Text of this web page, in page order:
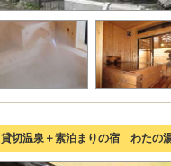
貸切温泉＋素泊まりの宿 わたの